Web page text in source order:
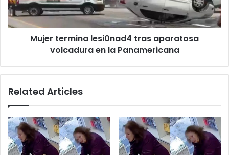
en
la
Panamericana
Mujer termina lesi0nad4 tras aparatosa
volcadura en la Panamericana
Related Articles